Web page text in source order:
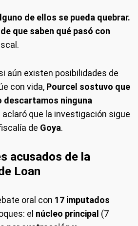
de ellos se pueda quebrar.
que saben qué pasó con
aún existen posibilidades de
con vida, Pourcel sostuvo que
descartamos ninguna
aclaró que la investigación sigue
de Goya.
acusados de la
Loan
oral con 17 imputados
el núcleo principal (7